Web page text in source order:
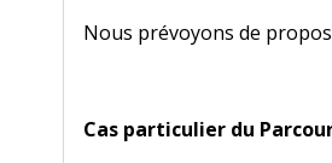
Nous prévoyons de
Cas particulier du